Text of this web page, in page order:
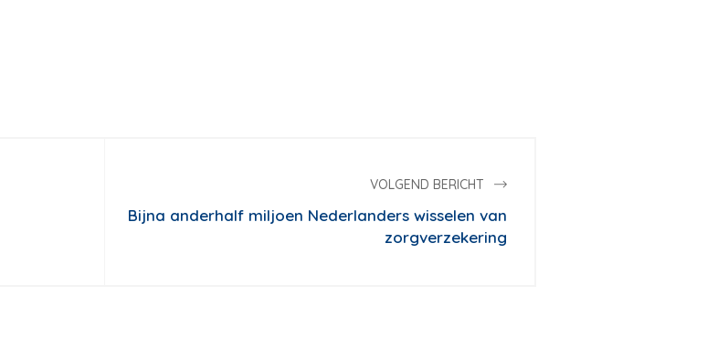
VOLGEND BERICHT
Bijna anderhalf miljoen Nederlanders wisselen van
zorgverzekering